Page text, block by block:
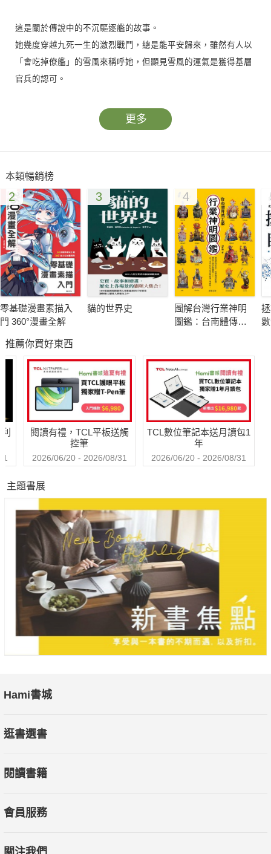
這是關於傳說中的不沉驅逐艦的故事。
她幾度穿越九死一生的激烈戰鬥，總是能平安歸來，雖然有人以
「會吃掉僚艦」的雪風來稱呼她，但顯見雪風的運氣是獲得基層
官兵的認可。
《雪風》以日本海軍陽炎型驅逐艦「雪風」為主角，詳細描繪了
這艘被譽為「幸運艦」的艦艇在太平洋戰爭中的歷程。「雪風」
始的打雜式護衛任務，到最後被賦予越來越吃重的角色。隨著同
單位姐妹艦的凋零，始終留在現場的雪風，逐漸成為作戰的重
心。
面對再多的生死交關，「雪風」卻始終奇蹟般倖存返航，成為日
本聯合艦隊少數損傷輕微的艦艇。戰後，「雪風」作為賠償艦移
交中華民國海軍，改名「丹陽」，成為國軍旗艦繼續服役多年。
但倖存的日本老兵，還是心繫老戰友的動向，直到丹陽艦除役解
體，舵輪及船錨回歸日本海軍軍官培訓的殿堂——江田島，才總
豐田穣不以英雄主義粉飾戰爭，而是還原那些在血與火中掙扎求
存的基層官兵的親身經歷。他透過採訪倖存官兵、查閱大量日
記、資料，呈現「雪風」在戰場上的真實過程。軍事專家肯定本
書對陽炎級設計細節與各戰役部署的細膩描繪，視其為研究日軍
驅逐艦行動的重要文獻，距離出版超過40年，至今依然是日文戰
更多
本類暢銷榜
2
零基礎漫畫素描入
門 360°漫畫全解
3
貓的世界史
4
圖解台灣行業神明
圖鑑：台南體傳統
推薦你買好東西
閱讀有禮，TCL平板送觸
控筆
2026/06/20 - 2026/08/31
TCL數位筆記本送月讀包1
年
2026/06/20 - 2026/08/31
主題書展
Hami書城
逛書選書
閱讀書籍
會員服務